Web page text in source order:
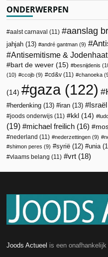
ONDERWERPEN
aalst carnaval (11) aanslag
jahjah (13) andré gantman (9)
Antisemitisme & Jodenhaat
bart de wever (15) besnijdenis
(10)
ccojb (9) cd&v (11) chanoeka
(14) gaza(122)
herdenking (13) iran (13) Israël
joods onderwijs (11) kkl (14)
(19)
michael freilich (16)
nederland (11) nederzettingen (9)
shimon peres (9) syrië (12) unia
vlaams belang (11) vrt (18)
Joods Actueel is een onafhankelijk